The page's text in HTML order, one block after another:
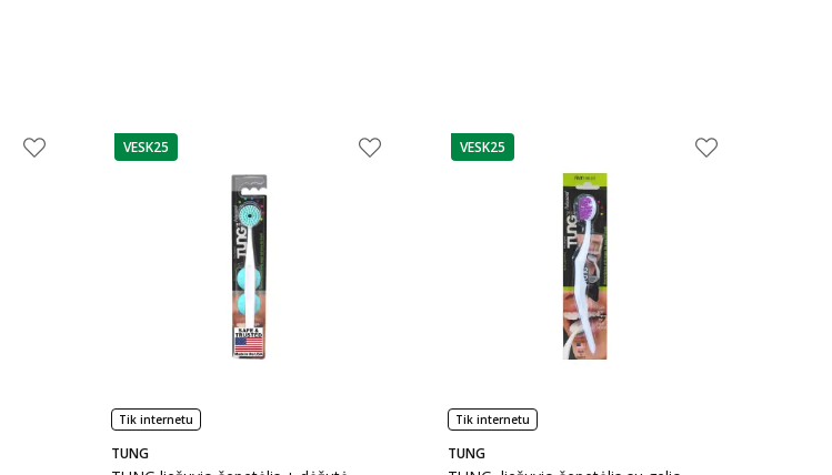
patarimas
VESK25
Tik internetu
TUNG
patarimas
VESK25
Tik internetu
TUNG